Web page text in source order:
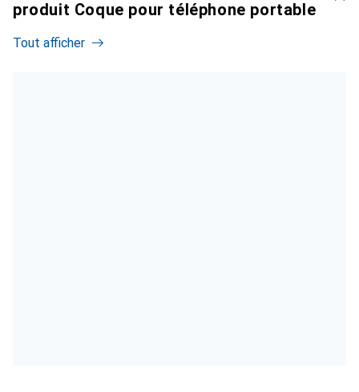
produit Coque pour téléphone portable
Tout afficher